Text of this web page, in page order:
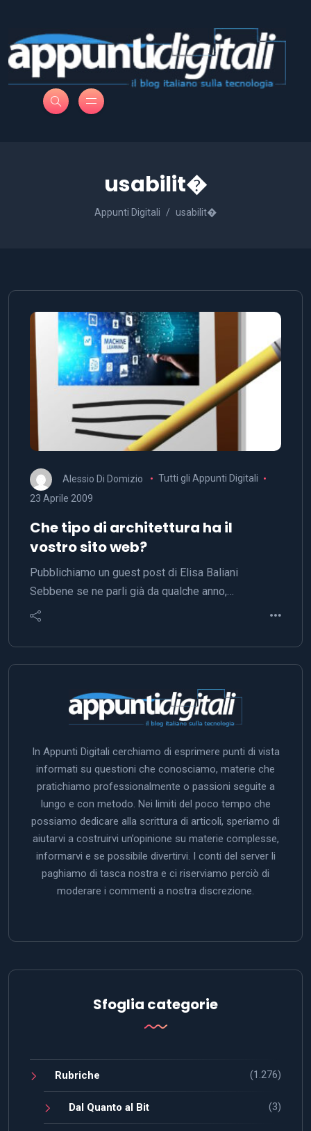
usabilit�
Appunti Digitali usabilit�
Alessio Di Domizio
Tutti gli Appunti Digitali
23 Aprile 2009
Che tipo di architettura ha il
vostro sito web?
Pubblichiamo un guest post di Elisa Baliani
Sebbene se ne parli già da qualche anno,…
In Appunti Digitali cerchiamo di esprimere punti di vista
informati su questioni che conosciamo, materie che
pratichiamo professionalmente o passioni seguite a
lungo e con metodo. Nei limiti del poco tempo che
possiamo dedicare alla scrittura di articoli, speriamo di
aiutarvi a costruirvi un’opinione su materie complesse,
informarvi e se possibile divertirvi. I conti del server li
paghiamo di tasca nostra e ci riserviamo perciò di
moderare i commenti a nostra discrezione.
Sfoglia categorie
Rubriche (1.276)
Dal Quanto al Bit (3)